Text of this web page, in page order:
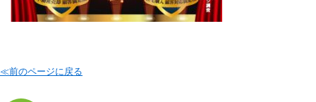
≪前のページに戻る